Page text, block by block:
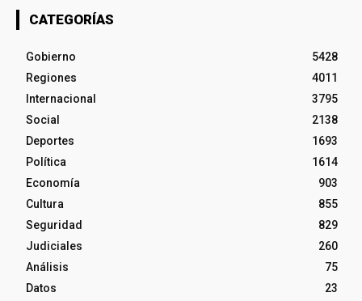
CATEGORÍAS
Gobierno
5428
Regiones
4011
Internacional
3795
Social
2138
Deportes
1693
Política
1614
Economía
903
Cultura
855
Seguridad
829
Judiciales
260
Análisis
75
Datos
23